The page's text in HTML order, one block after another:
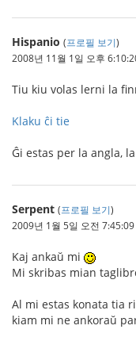
Hispanio (프로필 보기)
2008년 11월 1일 오후
Tiu kiu volas lerni la
Klaku ĉi tie
Ĝi estas per la angla,
Serpent (프로필 보기)
2009년 1월 5일 오전 7:45:09
Kaj ankaŭ mi
Mi skribas mian
Al mi estas konata tia
kiam mi ne ankoraŭ